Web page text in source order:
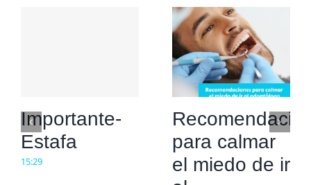
Importante-
Estafa
15:29
para calmar
el miedo de ir